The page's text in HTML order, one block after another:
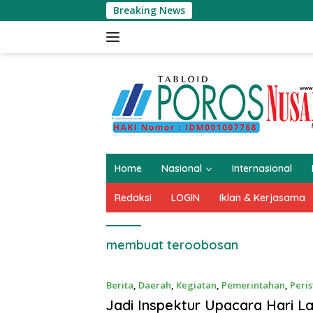
ke
Breaking News
Home Nasional Internasional
Redaksi LOGIN Iklan & Kerjasama
membuat teroobosan
Berita, Daerah, Kegiatan, Pemerintahan,
3, 2023
Jadi Inspektur Upacara Hari